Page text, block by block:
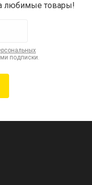
любимые товары!
подписки.